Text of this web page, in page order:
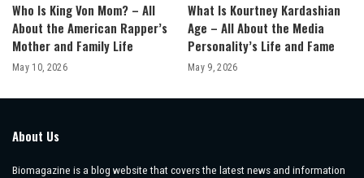
Who Is King Von Mom? – All
About the American Rapper’s
Mother and Family Life
May 10, 2026
What Is Kourtney Kardashian
Age – All About the Media
Personality’s Life and Fame
May 9, 2026
About Us
Biomagazine is a blog website that covers the latest news and information